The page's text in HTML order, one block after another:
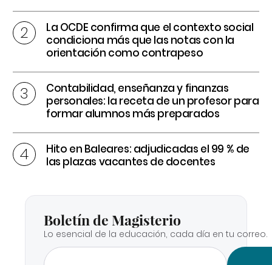
La OCDE confirma que el contexto social
condiciona más que las notas con la
orientación como contrapeso
Contabilidad, enseñanza y finanzas
personales: la receta de un profesor para
formar alumnos más preparados
Hito en Baleares: adjudicadas el 99 % de
las plazas vacantes de docentes
Boletín de Magisterio
Lo esencial de la educación, cada día en tu correo.